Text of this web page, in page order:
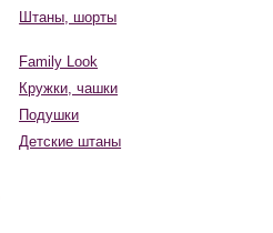
Штаны, шорты
Family Look
Кружки, чашки
Подушки
Детские штаны